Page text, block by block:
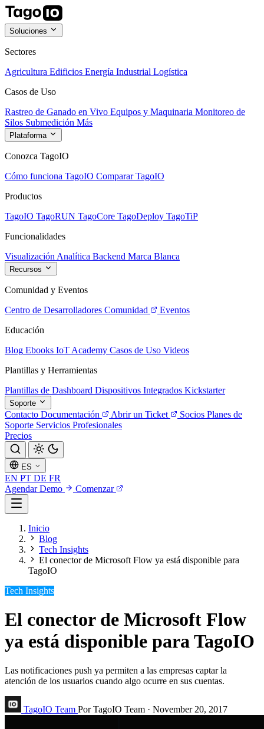
Soluciones
Sectores
Agricultura Edificios Energía Industrial Logística
Casos de Uso
Rastreo de Ganado en Vivo Equipos y Maquinaria Monitoreo de
Silos Submedición Más
Plataforma
Conozca TagoIO
Cómo funciona TagoIO Comparar TagoIO
Productos
TagoIO TagoRUN TagoCore TagoDeploy TagoTiP
Funcionalidades
Visualización Analítica Backend Marca Blanca
Recursos
Comunidad y Eventos
Centro de Desarrolladores Comunidad
Eventos
Educación
Blog Ebooks IoT Academy Casos de Uso Videos
Plantillas y Herramientas
Plantillas de Dashboard Dispositivos Integrados Kickstarter
Soporte
Contacto Documentación Abrir un Ticket Socios Planes de
Soporte Servicios Profesionales
Precios
ES
EN PT DE FR
Agendar Demo
Comenzar
Inicio
Blog
Tech Insights
El conector de Microsoft Flow ya está disponible para
TagoIO
Tech Insights
El conector de Microsoft Flow
ya está disponible para TagoIO
Las notificaciones push ya permiten a las empresas captar la
atención de los usuarios cuando algo ocurre en sus cuentas.
TagoIO Team Por TagoIO Team · November 20, 2017